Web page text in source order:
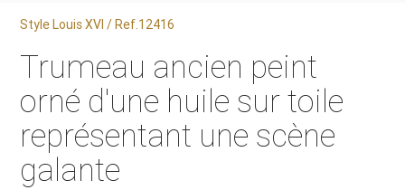
Style Louis XVI / Ref.12416
Trumeau ancien peint
orné d'une huile sur toile
représentant une scène
galante